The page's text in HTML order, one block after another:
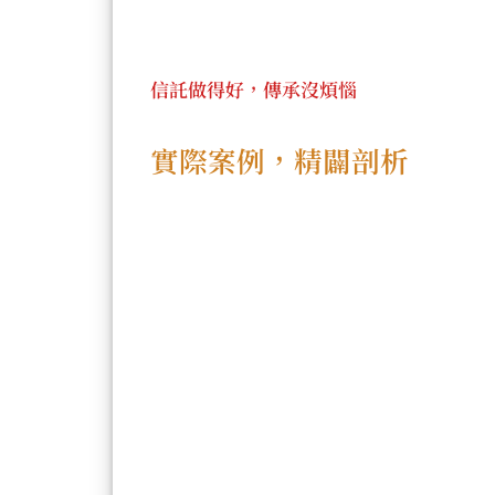
信託做得好，傳承沒煩惱
實際案例，精闢剖析